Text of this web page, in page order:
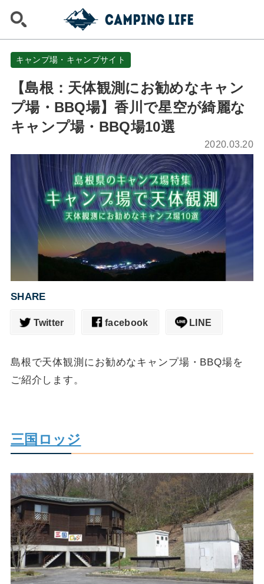
キャンプ場・キャンプサイト
【島根：天体観測にお勧めなキャン
プ場・BBQ場】香川で星空が綺麗な
キャンプ場・BBQ場10選
2020.03.20
SHARE
Twitter facebook LINE
島根で天体観測にお勧めなキャンプ場・BBQ場を
ご紹介します。
三国ロッジ